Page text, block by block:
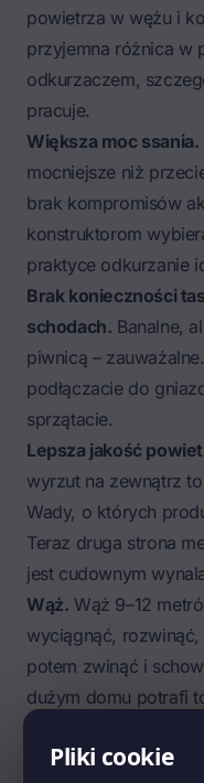
powietrza w wężu i
przyjemna różnica w
odkurzaczem,
pracuje.
Większa moc ssania.
mocniejsze niż
brak kompromisów
konstruktorom
praktyce odkurzanie
Brak konieczności
schodach. Banalne,
piwnicą –
podłączacie do
sprzątacie.
Lepsza jakość
wyrzut na zewnątrz
Wady, o których
Teraz druga strona
jest cudownym
Wąż. Wąż 9–12
wyciągnąć,
potem zwinąć i
dużym domu potrafi
częściowo ten
Pliki cookie